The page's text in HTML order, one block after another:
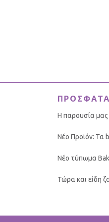
Η παρουσία
Νέο Προϊόν: Τα
Νέο τύπωμα
Τώρα και είδη